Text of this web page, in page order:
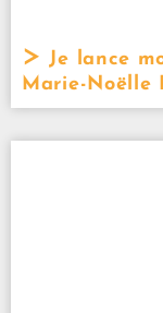
Je lance
Marie-Noëlle